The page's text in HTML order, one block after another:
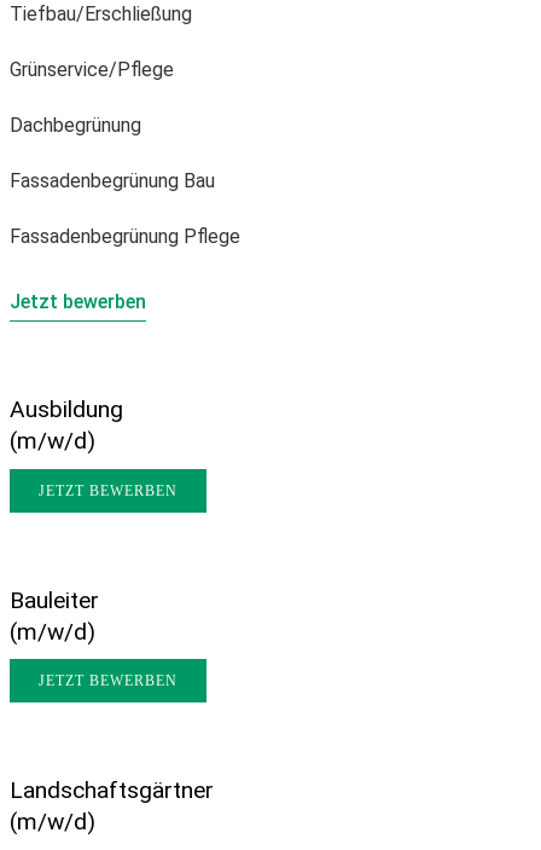
Tiefbau/Erschließung
Grünservice/Pflege
Dachbegrünung
Fassadenbegrünung Bau
Fassadenbegrünung Pflege
Jetzt bewerben
Ausbildung
(m/w/d)
JETZT BEWERBEN
Bauleiter
(m/w/d)
JETZT BEWERBEN
Landschaftsgärtner
(m/w/d)